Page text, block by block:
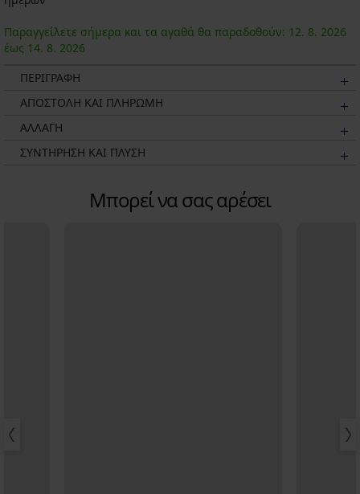
Παραγγείλετε σήμερα και τα αγαθά θα παραδοθούν: 12. 8. 2026
έως 14. 8. 2026
ΠΕΡΙΓΡΑΦΗ
ΑΠΟΣΤΟΛΗ ΚΑΙ ΠΛΗΡΩΜΗ
ΑΛΛΑΓΗ
ΣΥΝΤΗΡΗΣΗ ΚΑΙ ΠΛΥΣΗ
Μπορεί να σας αρέσει